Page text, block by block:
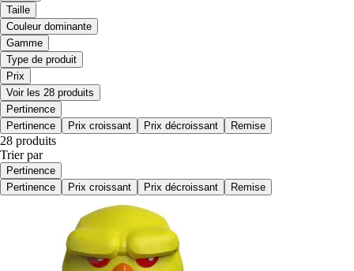
Taille
Couleur dominante
Gamme
Type de produit
Prix
Voir les 28 produits
Pertinence
Pertinence
Prix croissant Prix décroissant Remise
28 produits
Trier par
Pertinence
Pertinence
Prix croissant Prix décroissant Remise